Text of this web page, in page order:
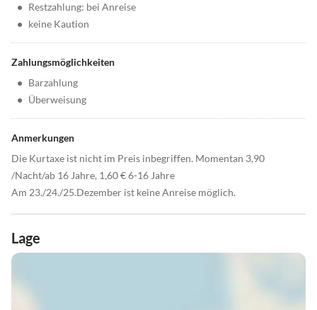
• Restzahlung: bei Anreise
• keine Kaution
Zahlungsmöglichkeiten
• Barzahlung
• Überweisung
Anmerkungen
Die Kurtaxe ist nicht im Preis inbegriffen. Momentan 3,90
/Nacht/ab 16 Jahre, 1,60 € 6-16 Jahre
Am 23./24./25.Dezember ist keine Anreise möglich.
Lage